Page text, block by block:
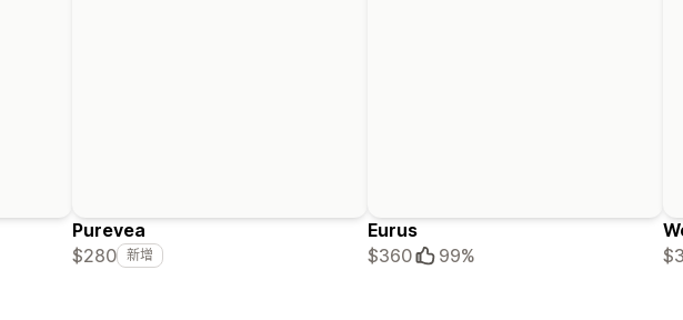
Purevea
$280 新增
Eurus
$360
99%